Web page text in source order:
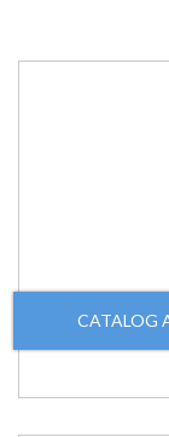
CATALOG